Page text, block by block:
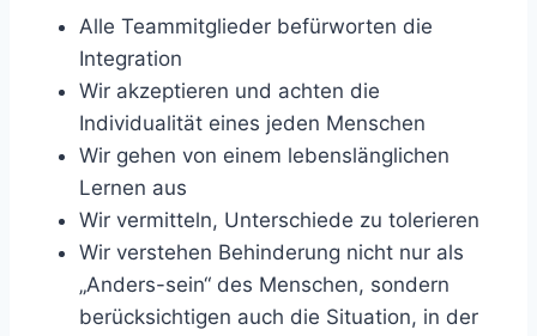
Alle Teammitglieder befürworten die
Integration
Wir akzeptieren und achten die
Individualität eines jeden Menschen
Wir gehen von einem lebenslänglichen
Lernen aus
Wir vermitteln, Unterschiede zu tolerieren
Wir verstehen Behinderung nicht nur als
„Anders-sein“ des Menschen, sondern
berücksichtigen auch die Situation, in der